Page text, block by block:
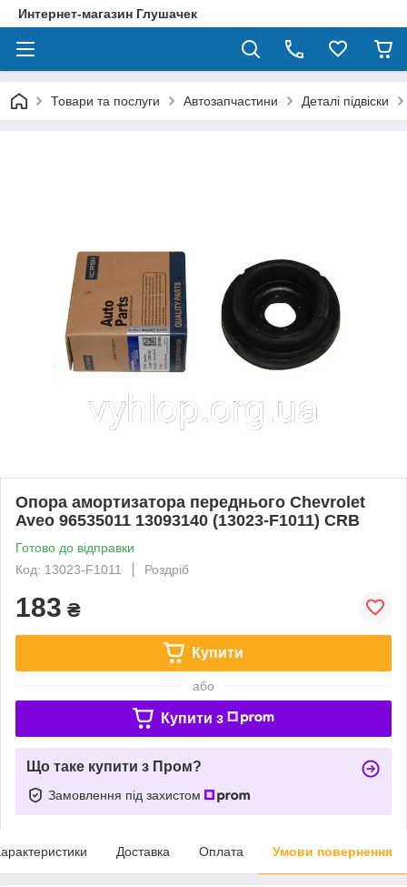
Интернет-магазин Глушачек
Товари та послуги Автозапчастини Деталі підвіски
Опора амортизатора переднього Chevrolet
Aveo 96535011 13093140 (13023-F1011) CRB
Готово до відправки
Код: 13023-F1011
Роздріб
183 ₴
Купити
або
Купити з
Що таке купити з Пром?
Замовлення під захистом
Доставка Оплата Умови повернення